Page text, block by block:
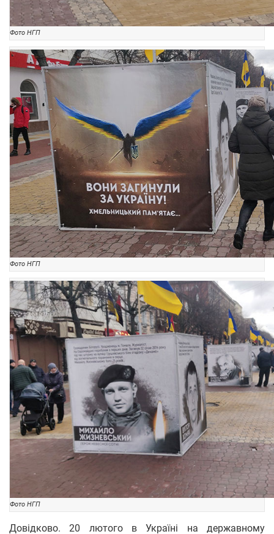
Фото НГП
Фото НГП
Фото НГП
Довідково. 20 лютого в Україні на державному